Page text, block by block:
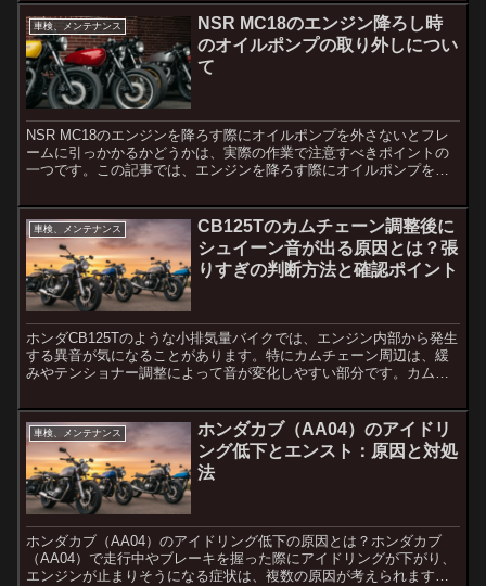
車検、メンテナンス
NSR MC18のエンジン降ろし時
のオイルポンプの取り外しについ
て
NSR MC18のエンジンを降ろす際にオイルポンプを外さないとフレ
ームに引っかかるかどうかは、実際の作業で注意すべきポイントの
一つです。この記事では、エンジンを降ろす際にオイルポンプを外
車検、メンテナンス
CB125Tのカムチェーン調整後に
シュイーン音が出る原因とは？張
りすぎの判断方法と確認ポイント
ホンダCB125Tのような小排気量バイクでは、エンジン内部から発生
する異音が気になることがあります。特にカムチェーン周辺は、緩
みやテンショナー調整によって音が変化しやすい部分です。カムチ
車検、メンテナンス
ホンダカブ（AA04）のアイドリ
ング低下とエンスト：原因と対処
法
ホンダカブ（AA04）のアイドリング低下の原因とは？ホンダカブ
（AA04）で走行中やブレーキを握った際にアイドリングが下がり、
エンジンが止まりそうになる症状は、複数の原因が考えられます。